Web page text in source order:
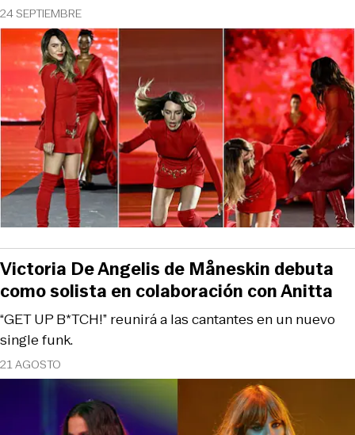
24 SEPTIEMBRE
21 AGOSTO
“GET UP B*TCH!” reunirá a las cantantes en un nuevo
single funk.
Victoria De Angelis de Måneskin debuta
como solista en colaboración con Anitta